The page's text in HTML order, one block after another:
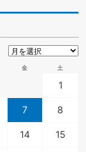
金 土
1
7 8
14 15